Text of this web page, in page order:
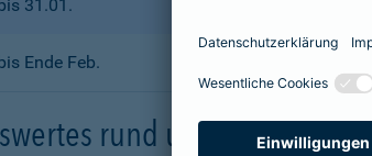
31.01.
Ende Feb.
rund um den E-